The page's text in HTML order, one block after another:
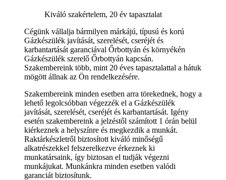
Kiváló szakértelem, 20 év tapasztalat
Cégünk vállalja bármilyen márkájú, típusú és korú
Gázkészülék javítását, szerelését, cseréjét és
karbantartását garanciával Őrbottyán és környékén
Gázkészülék szerelő Őrbottyán kapcsán.
Szakembereink több, mint 20 éves tapasztalattal a hátuk
mögött állnak az Ön rendelkezésére.
Szakembereink minden esetben arra törekednek, hogy a
lehető legolcsóbban végezzék el a Gázkészülék
javítását, szerelését, cseréjét és karbantartását. Igény
esetén szakembereink a jelzéstől számított 1 órán belül
kiérkeznek a helyszínre és megkezdik a munkát.
Raktárkészletről biztosított kiváló minőségű
alkatrészekkel felszerelkezve érkeznek ki
munkatársaink, így biztosan el tudják végezni
munkájukat. Munkánkra minden esetben valódi
garanciát biztosítunk.